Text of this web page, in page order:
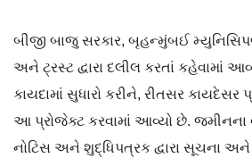
બીજી બાજુ સરકાર, બૃહન્મુંબઈ
અને ટ્રસ્ટ દ્વારા દલીલ કરતાં કહેવામાં
કાયદામાં સુધારો કરીને, રીતસર કાયદેસર
આ પ્રોજેક્ટ કરવામાં આવ્યો છે. જમીનના
નોટિસ અને શુદ્ધિપત્રક દ્વારા સૂચના અને